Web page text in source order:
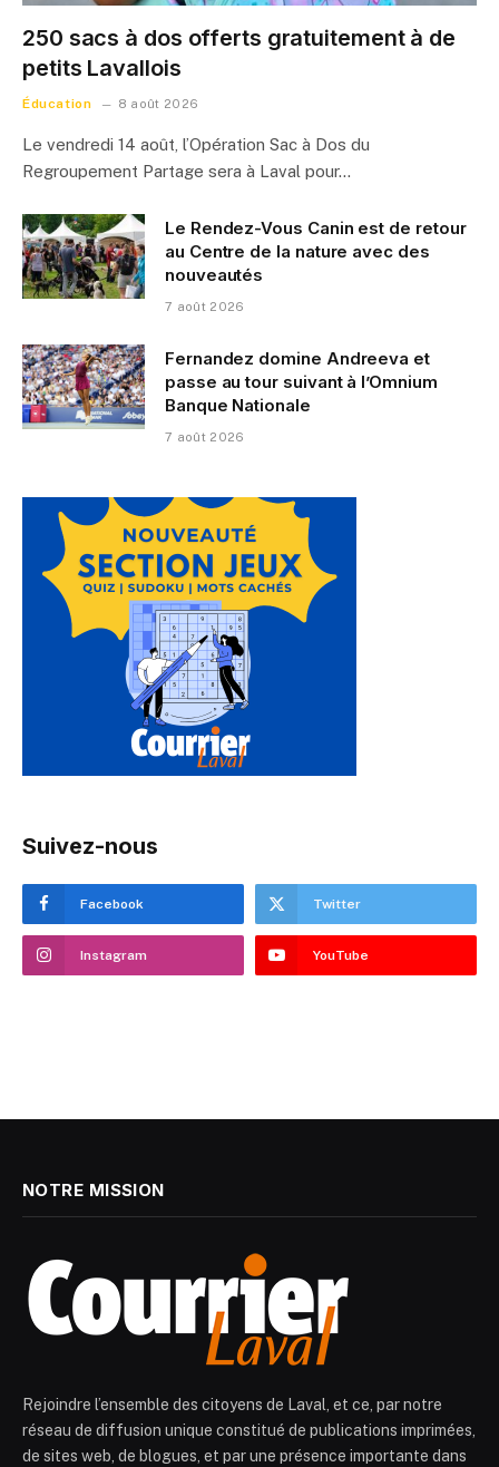
250 sacs à dos offerts gratuitement à de
petits Lavallois
Éducation 8 août 2026
Le vendredi 14 août, l’Opération Sac à Dos du
Regroupement Partage sera à Laval pour…
Le Rendez-Vous Canin est de retour
au Centre de la nature avec des
nouveautés
7 août 2026
Fernandez domine Andreeva et
passe au tour suivant à l’Omnium
Banque Nationale
7 août 2026
Suivez-nous
Facebook Twitter
Instagram YouTube
NOTRE MISSION
Rejoindre l’ensemble des citoyens de Laval, et ce, par notre
réseau de diffusion unique constitué de publications imprimées,
de sites web, de blogues, et par une présence importante dans